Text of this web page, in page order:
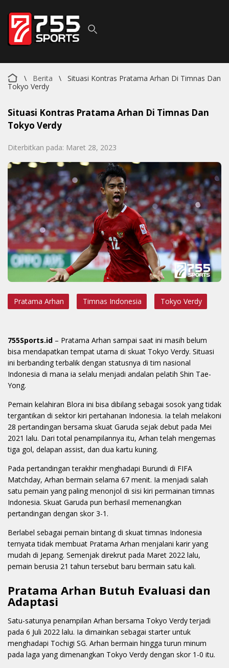
\ Berita \
Situasi Kontras Pratama Arhan Di Timnas Dan
Tokyo Verdy
Situasi Kontras Pratama Arhan Di Timnas Dan
Tokyo Verdy
Diterbitkan pada: Maret 28, 2023
Pratama Arhan Timnas Indonesia Tokyo Verdy
755Sports.id – Pratama Arhan sampai saat ini masih belum
bisa mendapatkan tempat utama di skuat Tokyo Verdy. Situasi
ini berbanding terbalik dengan statusnya di tim nasional
Indonesia di mana ia selalu menjadi andalan pelatih Shin Tae-
Yong.
Pemain kelahiran Blora ini bisa dibilang sebagai sosok yang tidak
tergantikan di sektor kiri pertahanan Indonesia. Ia telah melakoni
28 pertandingan bersama skuat Garuda sejak debut pada Mei
2021 lalu. Dari total penampilannya itu, Arhan telah mengemas
tiga gol, delapan assist, dan dua kartu kuning.
Pada pertandingan terakhir menghadapi Burundi di FIFA
Matchday, Arhan bermain selama 67 menit. Ia menjadi salah
satu pemain yang paling menonjol di sisi kiri permainan timnas
Indonesia. Skuat Garuda pun berhasil memenangkan
pertandingan dengan skor 3-1.
Berlabel sebagai pemain bintang di skuat timnas Indonesia
ternyata tidak membuat Pratama Arhan menjalani karir yang
mudah di Jepang. Semenjak direkrut pada Maret 2022 lalu,
pemain berusia 21 tahun tersebut baru bermain satu kali.
Pratama Arhan Butuh Evaluasi dan
Adaptasi
Satu-satunya penampilan Arhan bersama Tokyo Verdy terjadi
pada 6 Juli 2022 lalu. Ia dimainkan sebagai starter untuk
menghadapi Tochigi SG. Arhan bermain hingga turun minum
pada laga yang dimenangkan Tokyo Verdy dengan skor 1-0 itu.